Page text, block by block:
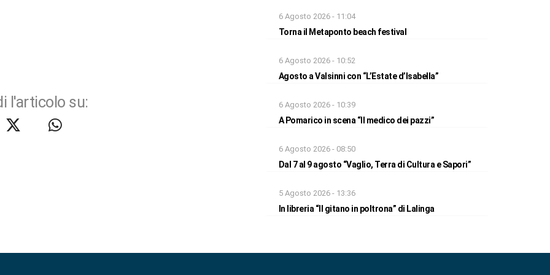
l'articolo su:
6 Agosto 2026 - 11:04
Torna il Metaponto beach festival
6 Agosto 2026 - 10:52
Agosto a Valsinni con “L’Estate d’Isabella”
6 Agosto 2026 - 10:39
A Pomarico in scena “Il medico dei pazzi”
6 Agosto 2026 - 08:50
Dal 7 al 9 agosto “Vaglio, Terra di Cultura e Sapori”
5 Agosto 2026 - 13:36
In libreria “Il gitano in poltrona” di Lalinga